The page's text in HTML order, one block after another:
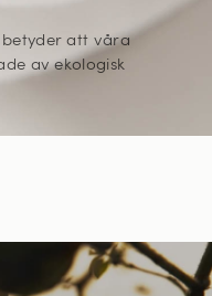
betyder att våra
av ekologisk